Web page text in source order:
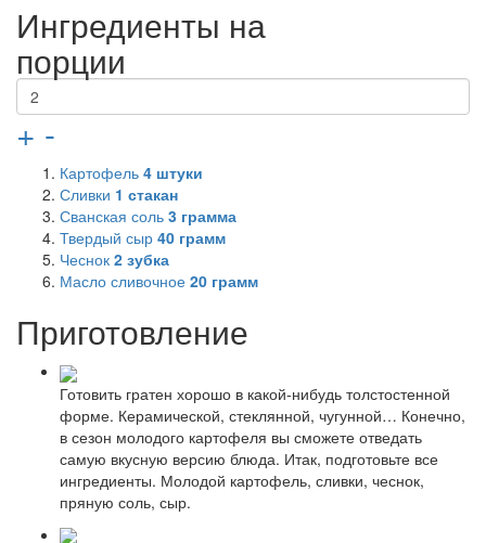
Ингредиенты на
порции
+ -
Картофель 4 штуки
Сливки 1 стакан
Сванская соль 3 грамма
Твердый сыр 40 грамм
Чеснок 2 зубка
Масло сливочное 20 грамм
Приготовление
Готовить гратен хорошо в какой-нибудь толстостенной
форме. Керамической, стеклянной, чугунной… Конечно,
в сезон молодого картофеля вы сможете отведать
самую вкусную версию блюда. Итак, подготовьте все
ингредиенты. Молодой картофель, сливки, чеснок,
пряную соль, сыр.